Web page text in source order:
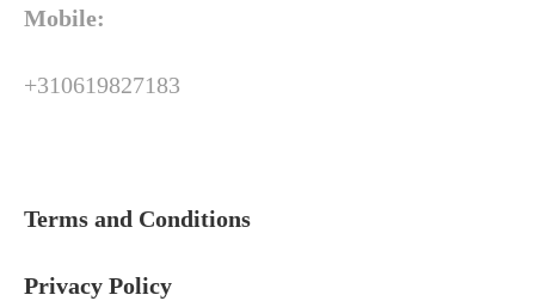
Mobile:
+310619827183
Terms and Conditions
Privacy Policy